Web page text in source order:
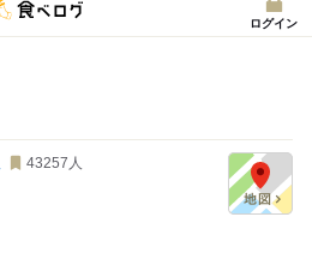
ログイン
43257 人